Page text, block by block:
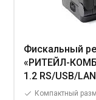
Фискальный
«РИТЕЙЛ-
1.2 RS/USB/
Компактный